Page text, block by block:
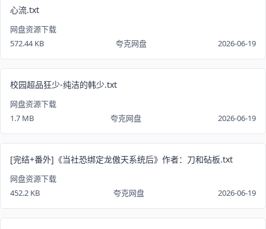
心流.txt
网盘资源下载
572.44 KB
夸克网盘 2026-06-19
校园超品狂少-纯洁的韩少.txt
网盘资源下载
1.7 MB
夸克网盘 2026-06-19
[完结+番外]《当社恐绑定龙傲天系统后》作者：刀和砧板.txt
网盘资源下载
452.2 KB
夸克网盘 2026-06-19